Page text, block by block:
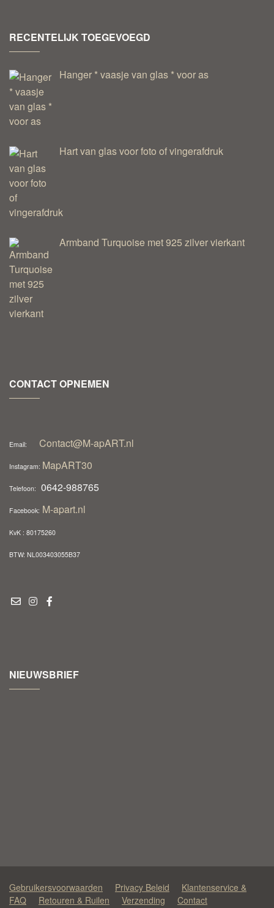
RECENTELIJK TOEGEVOEGD
Hanger * vaasje van glas * voor as
Hart van glas voor foto of vingerafdruk
Armband Turquoise met 925 zilver vierkant
CONTACT OPNEMEN
Email: Contact@M-apART.nl
Instagram: MapART30
Telefoon: 0642-988765
Facebook: M-apart.nl
KvK : 80175260
BTW: NL003403055B37
NIEUWSBRIEF
Gebruikersvoorwaarden Privacy Beleid
Klantenservice &
FAQ
Retouren & Ruilen Verzending Contact